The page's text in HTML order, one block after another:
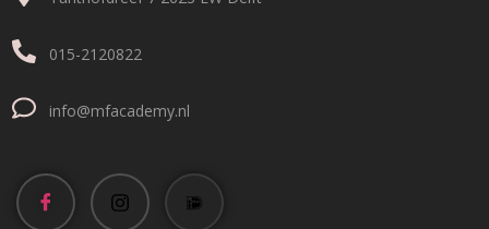
015-2120822
info@mfacademy.nl